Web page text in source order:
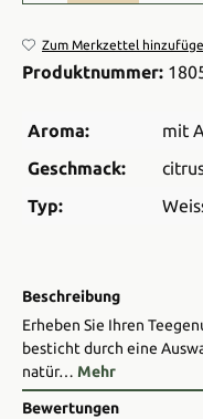
Zum Merkzettel
Produktnummer:
Aroma:
mit
Geschmack:
Typ:
Beschreibung
Erheben Sie Ihren
besticht durch eine
natür… Mehr
Bewertungen